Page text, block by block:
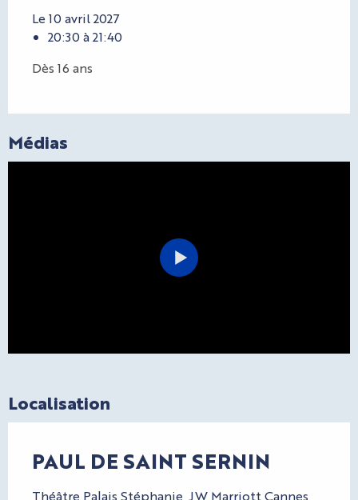
Le 10 avril 2027
20:30 à 21:40
Dès 16 ans
Médias
Localisation
PAUL DE SAINT SERNIN
Théâtre Palais Stéphanie, JW Marriott Cannes,